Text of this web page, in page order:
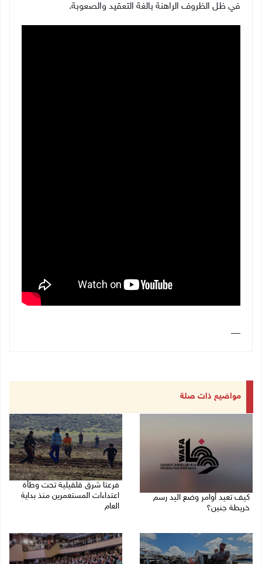
في ظل الظروف الراهنة بالغة التعقيد والصعوبة.
مواضيع ذات صلة
كيف تعيد أوامر وضع اليد رسم
خريطة جنين؟
فرعتا شرق قلقيلية تحت وطأة
اعتداءات المستعمرين منذ بداية
العام